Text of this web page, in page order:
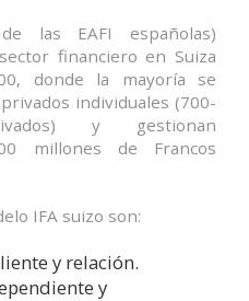
las EAFI españolas)
financiero en Suiza
donde la mayoría se
individuales (700-
y gestionan
millones de Francos
IFA suizo son:
y relación.
y